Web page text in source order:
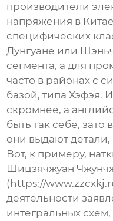
производители
напряжения в
специфических
Дунгуане или
сегмента, а для
часто в районах с
базой, типа Хэфэя.
скромнее, а
быть так себе, зато
они выдают детали,
Вот, к примеру,
Шицзячжуан
( https://
деятельности
интегральных